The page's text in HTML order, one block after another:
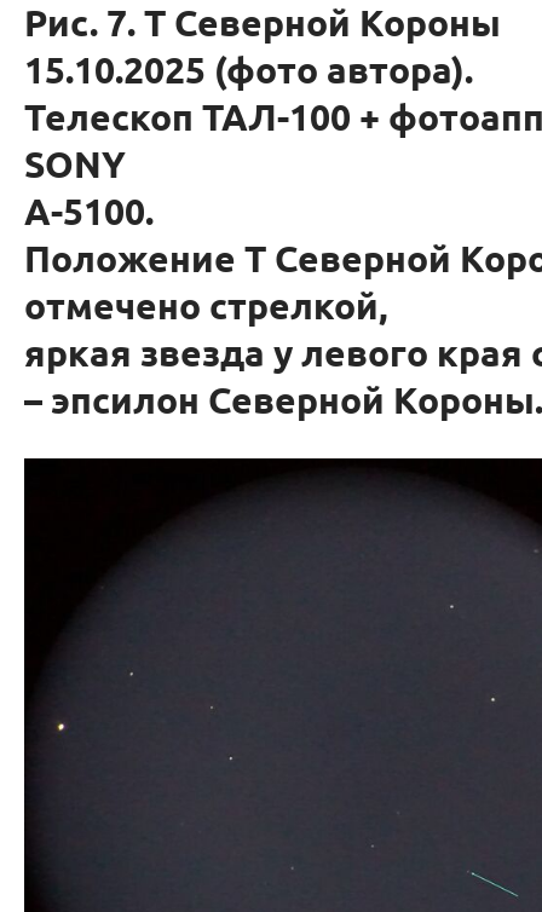
Рис. 7. T Северной Короны
15.10.2025 (фото автора).
Телескоп ТАЛ-100 +
SONY
A-5100.
Положение T Северной
отмечено стрелкой,
яркая звезда у левого края
– эпсилон Северной Короны.